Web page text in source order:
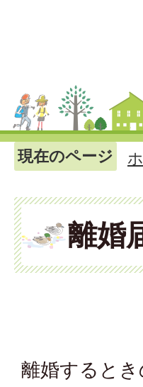
現在のページ
離婚
離婚するとき